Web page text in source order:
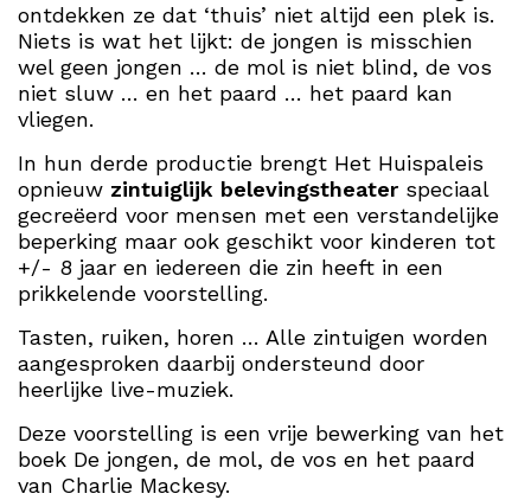
ontdekken ze dat ‘thuis’ niet altijd een plek is.
Niets is wat het lijkt: de jongen is misschien
wel geen jongen … de mol is niet blind, de vos
niet sluw … en het paard … het paard kan
vliegen.
In hun derde productie brengt Het Huispaleis
opnieuw zintuiglijk belevingstheater speciaal
gecreëerd voor mensen met een verstandelijke
beperking maar ook geschikt voor kinderen tot
+/- 8 jaar en iedereen die zin heeft in een
prikkelende voorstelling.
Tasten, ruiken, horen … Alle zintuigen worden
aangesproken daarbij ondersteund door
heerlijke live-muziek.
Deze voorstelling is een vrije bewerking van het
boek De jongen, de mol, de vos en het paard
van Charlie Mackesy.